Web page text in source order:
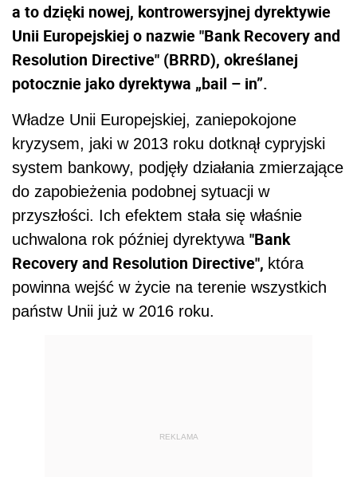
a to dzięki nowej, kontrowersyjnej dyrektywie
Unii Europejskiej o nazwie "Bank Recovery and
Resolution Directive" (BRRD), określanej
potocznie jako dyrektywa „bail – in”.
Władze Unii Europejskiej, zaniepokojone
kryzysem, jaki w 2013 roku dotknął cypryjski
system bankowy, podjęły działania zmierzające
do zapobieżenia podobnej sytuacji w
przyszłości. Ich efektem stała się właśnie
uchwalona rok później dyrektywa "Bank
Recovery and Resolution Directive", która
powinna wejść w życie na terenie wszystkich
państw Unii już w 2016 roku.
REKLAMA